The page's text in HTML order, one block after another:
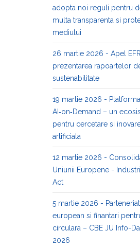
adopta noi reguli pentru
multa transparenta si
mediului
26 martie 2026 - Apel
prezentarea rapoartelor
sustenabilitate
19 martie 2026 -
AI‑on‑Demand – un
pentru cercetare si
artificiala
12 martie 2026 -
Uniunii Europene -
Act
5 martie 2026 -
european si finantari
circulara – CBE JU Info-
2026